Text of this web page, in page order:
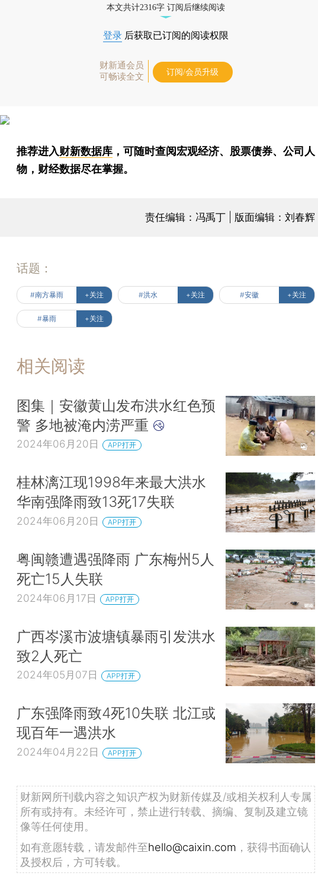
本文共计2316字 订阅后继续阅读
登录 后获取已订阅的阅读权限
财新通会员
可畅读全文
订阅/会员升级
推荐进入财新数据库 ，可随时查阅宏观经济、股票债券、公司人
物，财经数据尽在掌握。
责任编辑：冯禹丁 | 版面编辑：刘春辉
话题：
#南方暴雨 +关注 #洪水 +关注 #安徽 +关注
#暴雨 +关注
相关阅读
图集｜安徽黄山发布洪水红色预
警 多地被淹内涝严重
2024年06月20日 APP打开
桂林漓江现1998年来最大洪水
华南强降雨致13死17失联
2024年06月20日 APP打开
粤闽赣遭遇强降雨 广东梅州5人
死亡15人失联
2024年06月17日 APP打开
广西岑溪市波塘镇暴雨引发洪水
致2人死亡
2024年05月07日 APP打开
广东强降雨致4死10失联 北江或
现百年一遇洪水
2024年04月22日 APP打开
财新网所刊载内容之知识产权为财新传媒及/或相关权利人专属
所有或持有。未经许可，禁止进行转载、摘编、复制及建立镜
像等任何使用。
如有意愿转载，请发邮件至hello@caixin.com ，获得书面确认
及授权后，方可转载。